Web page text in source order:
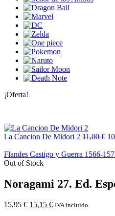
¡Oferta!
La Cancion De Midori 2 11,00€
Flandes Castigo y Guerra 1566-
Out of Stock
Noragami 27. Ed.
15,95€ 15,15 € IVA incluido